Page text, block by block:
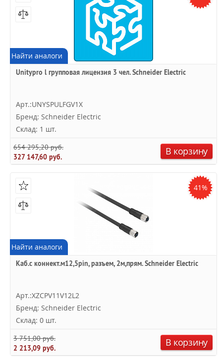
Найти аналоги
Unitypro l групповая лицензия 3 чел. Schneider Electric
Арт.:UNYSPULFGV1X
Бренд: Schneider Electric
Склад: 1 шт.
654 295,20 руб.
327 147,60 руб.
В корзину
41%
Найти аналоги
Каб.с коннект.м12,5pin, разъем, 2м,прям. Schneider Electric
Арт.:XZCPV11V12L2
Бренд: Schneider Electric
Склад: 0 шт.
3 751,00 руб.
2 213,09 руб.
В корзину